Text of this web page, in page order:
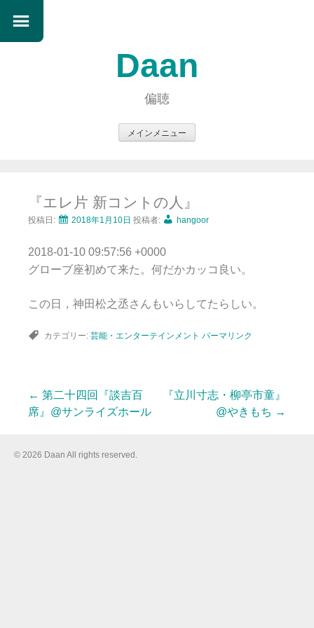
Daan
偏聴
メインメニュー
ン
ツ
ス
キ
プ
『エレ片 新コントの人』
投稿日: 2018年1月10日 投稿者: hangoor
2018-01-10 09:57:56 +0000
グローブ座初めて来た。何だかカッコ良い。
この日，神田松之丞さんもいらしてたらしい。
カテゴリー: 芸能・エンターテインメント パーマリンク
投
稿
← 第二十四回『談吉百
席』@サンライズホール
『立川寸志・柳亭市童』
@やきもち →
© 2026 Daan All rights reserved.